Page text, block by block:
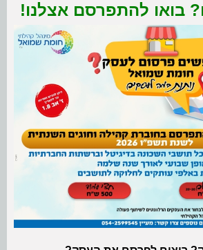
בואו להתפרסם אצלנו!